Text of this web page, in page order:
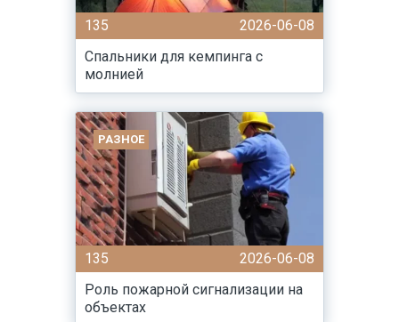
135
2026-06-08
Спальники для кемпинга с
молнией
РАЗНОЕ
135
2026-06-08
Роль пожарной сигнализации на
объектах